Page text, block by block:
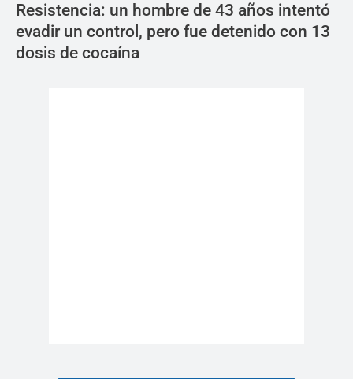
Resistencia: un hombre de 43 años intentó
evadir un control, pero fue detenido con 13
dosis de cocaína